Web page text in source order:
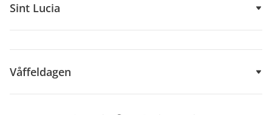
Sint Lucia
Våffeldagen